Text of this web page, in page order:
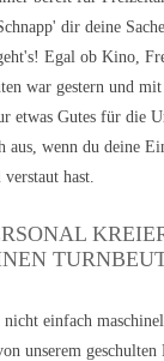
dir deine
Egal ob Kino,
war gestern und mit
etwas Gutes für die
aus, wenn du deine
hast.
einfach
unserem geschulten